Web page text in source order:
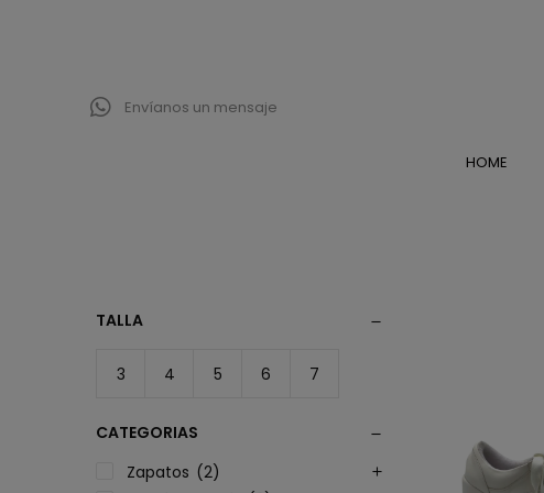
Envíanos un mensaje
HOME
TALLA
3 4 5 6 7
CATEGORIAS
Zapatos (2)